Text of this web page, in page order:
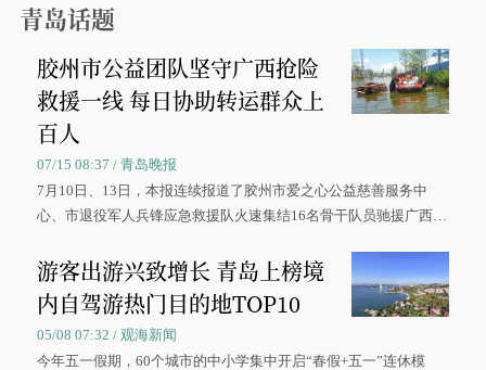
青岛话题
胶州市公益团队坚守广西抢险
救援一线 每日协助转运群众上
百人
07/15 08:37 / 青岛晚报
7月10日、13日，本报连续报道了胶州市爱之心公益慈善服务中
心、市退役军人兵锋应急救援队火速集结16名骨干队员驰援广西灾
游客出游兴致增长 青岛上榜境
内自驾游热门目的地TOP10
05/08 07:32 / 观海新闻
今年五一假期，60个城市的中小学集中开启“春假+五一”连休模